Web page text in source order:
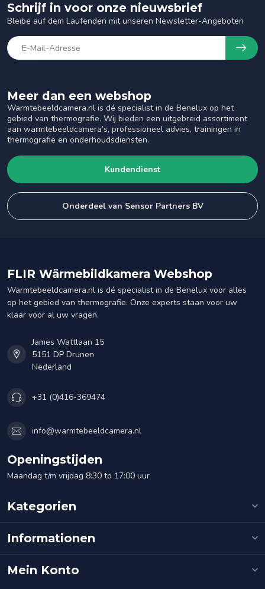
Meer dan een webshop
Warmtebeeldcamera.nl is dé specialist in de Benelux op het
gebied van thermografie. Wij bieden een uitgebreid assortiment
aan warmtebeeldcamera’s, professioneel advies, trainingen in
thermografie en onderhoudsdiensten.
Kundendienst
Onderdeel van Sensor Partners BV
Schrijf in voor onze nieuwsbrief
Bleibe auf dem Laufenden mit unseren Newsletter-Angeboten
FLIR Wärmebildkamera Webshop
Warmtebeeldcamera.nl is dé specialist in de Benelux voor alles
op het gebied van thermografie. Onze experts staan voor uw
klaar voor al uw vragen.
James Wattlaan 15
5151 DP Drunen
Nederland
+31 (0)416-369474
info@warmtebeeldcamera.nl
Openingstijden
Maandag t/m vrijdag 8:30 to 17:00 uur
Kategorien
Informationen
Mein Konto